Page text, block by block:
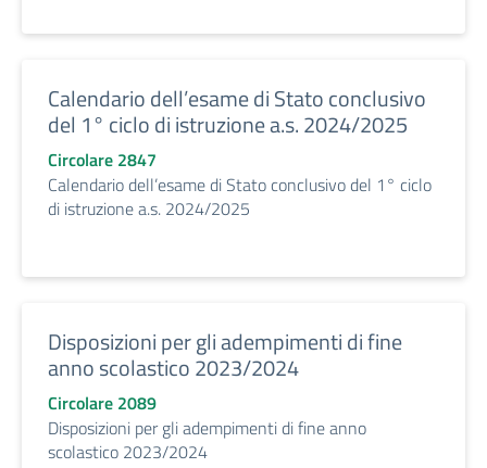
Calendario dell’esame di Stato conclusivo
del 1° ciclo di istruzione a.s. 2024/2025
Circolare 2847
Calendario dell’esame di Stato conclusivo del 1° ciclo
di istruzione a.s. 2024/2025
Disposizioni per gli adempimenti di fine
anno scolastico 2023/2024
Circolare 2089
Disposizioni per gli adempimenti di fine anno
scolastico 2023/2024